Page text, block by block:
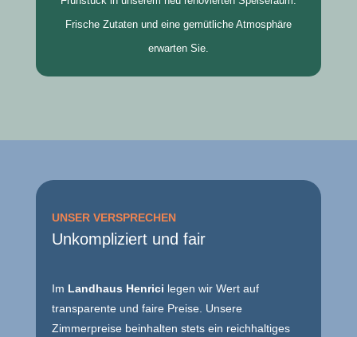
Frische Zutaten und eine gemütliche Atmosphäre
erwarten Sie.
UNSER VERSPRECHEN
Unkompliziert und fair
Im Landhaus Henrici legen wir Wert auf
transparente und faire Preise. Unsere
Zimmerpreise beinhalten stets ein reichhaltiges